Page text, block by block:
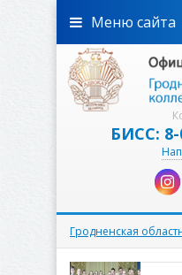
БИСС: 8-
Меню сайта
Гродненская